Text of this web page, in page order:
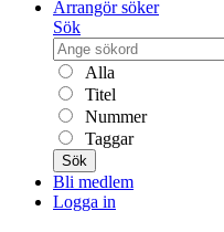
Arrangör söker
Sök
Alla
Titel
Nummer
Taggar
Sök
Bli medlem
Logga in